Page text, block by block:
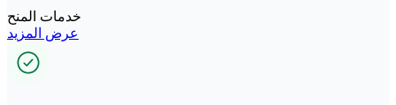
خدمات المنح
عرض المزيد